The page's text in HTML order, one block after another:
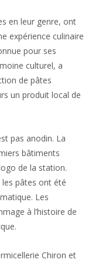
en leur genre, ont
expérience culinaire
pour ses
culturel, a
de pâtes
un produit local de
pas anodin. La
bâtiments
de la station.
les pâtes ont été
Les
à l’histoire de
Chiron et